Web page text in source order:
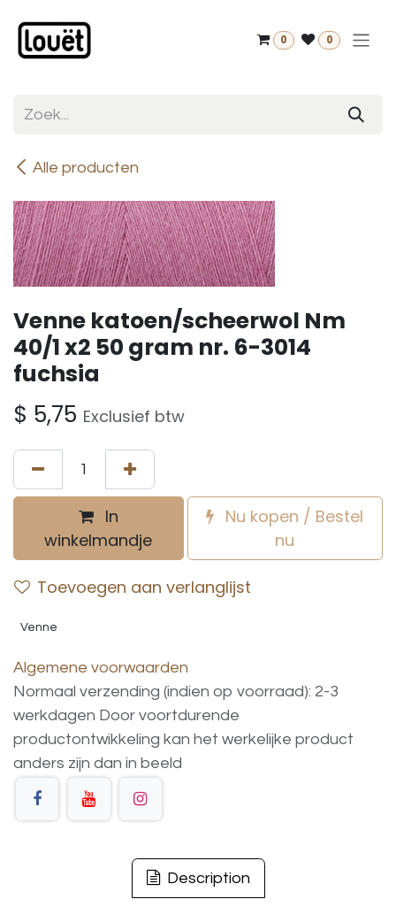
0 0
Alle producten
Venne katoen/scheerwol Nm
40/1 x2 50 gram nr. 6-3014
fuchsia
$ 5,75 Exclusief btw
In
winkelmandje
Nu kopen / Bestel
nu
Toevoegen aan verlanglijst
Venne
Algemene voorwaarden
Normaal verzending (indien op voorraad): 2-3
werkdagen Door voortdurende
productontwikkeling kan het werkelijke product
anders zijn dan in beeld
Description